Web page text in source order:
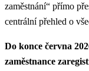
zaměstnání“ přímo
centrální přehled o
Do konce června
zaměstnance